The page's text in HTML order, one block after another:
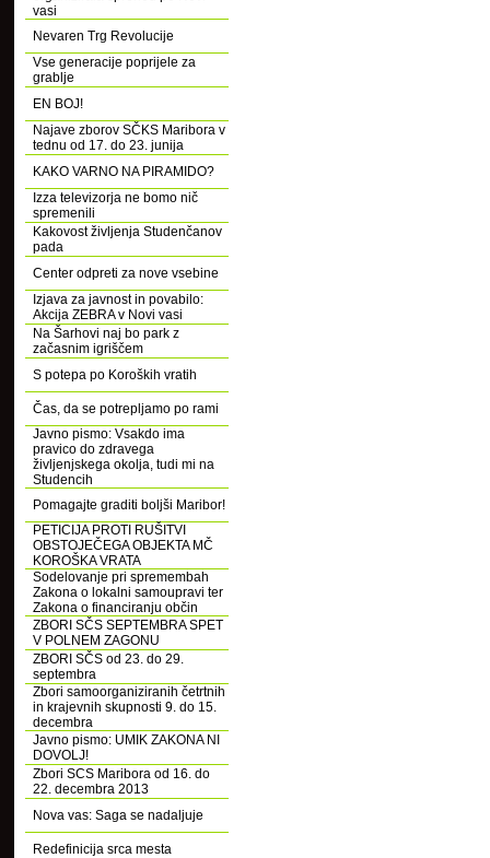
vasi
Nevaren Trg Revolucije
Vse generacije poprijele za
grablje
EN BOJ!
Najave zborov SČKS Maribora v
tednu od 17. do 23. junija
KAKO VARNO NA PIRAMIDO?
Izza televizorja ne bomo nič
spremenili
Kakovost življenja Studenčanov
pada
Center odpreti za nove vsebine
Izjava za javnost in povabilo:
Akcija ZEBRA v Novi vasi
Na Šarhovi naj bo park z
začasnim igriščem
S potepa po Koroških vratih
Čas, da se potrepljamo po rami
Javno pismo: Vsakdo ima
pravico do zdravega
življenjskega okolja, tudi mi na
Studencih
Pomagajte graditi boljši Maribor!
PETICIJA PROTI RUŠITVI
OBSTOJEČEGA OBJEKTA MČ
KOROŠKA VRATA
Sodelovanje pri spremembah
Zakona o lokalni samoupravi ter
Zakona o financiranju občin
ZBORI SČS SEPTEMBRA SPET
V POLNEM ZAGONU
ZBORI SČS od 23. do 29.
septembra
Zbori samoorganiziranih četrtnih
in krajevnih skupnosti 9. do 15.
decembra
Javno pismo: UMIK ZAKONA NI
DOVOLJ!
Zbori SCS Maribora od 16. do
22. decembra 2013
Nova vas: Saga se nadaljuje
Redefinicija srca mesta